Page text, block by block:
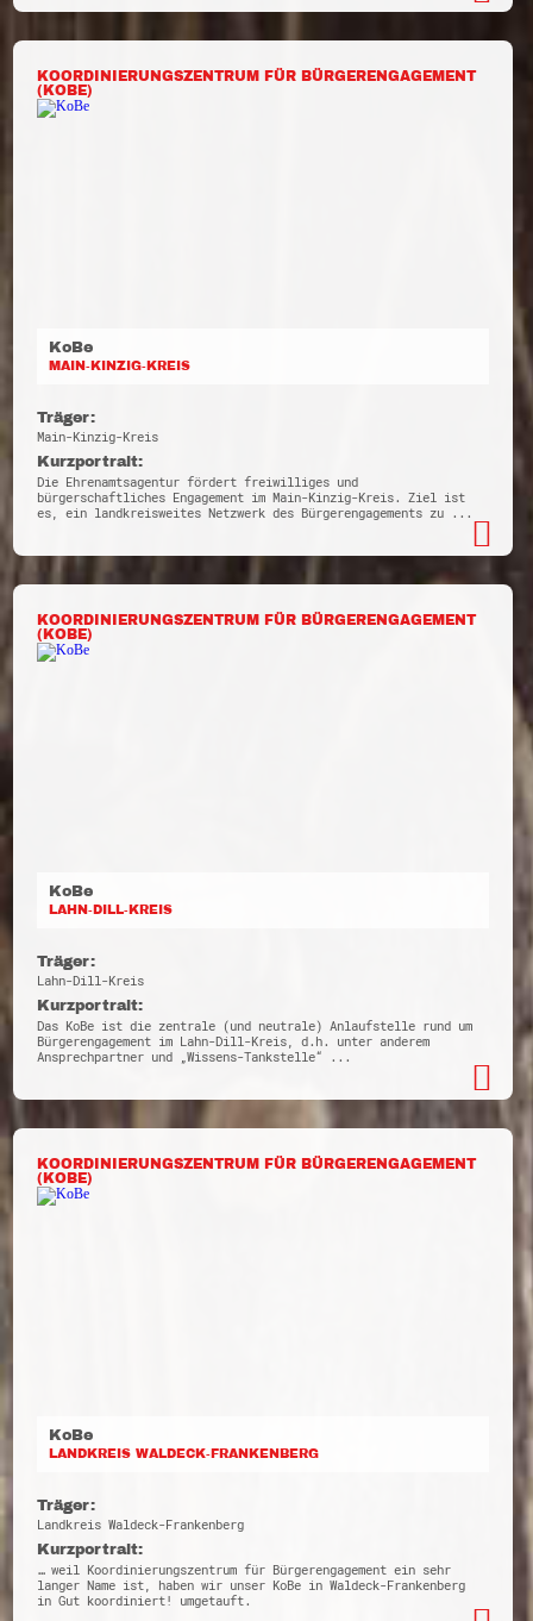
KOORDINIERUNGSZENTRUM FÜR BÜRGERENGAGEMENT
(KOBE)
KoBe
MAIN-KINZIG-KREIS
Träger:
Main-Kinzig-Kreis
Kurzportrait:
Die Ehrenamtsagentur fördert freiwilliges und
bürgerschaftliches Engagement im Main-Kinzig-Kreis. Ziel ist
es, ein landkreisweites Netzwerk des Bürgerengagements zu ...
KOORDINIERUNGSZENTRUM FÜR BÜRGERENGAGEMENT
(KOBE)
KoBe
LAHN-DILL-KREIS
Träger:
Lahn-Dill-Kreis
Kurzportrait:
Das KoBe ist die zentrale (und neutrale) Anlaufstelle rund um
Bürgerengagement im Lahn-Dill-Kreis, d.h. unter anderem
Ansprechpartner und „Wissens-Tankstelle“ ...
KOORDINIERUNGSZENTRUM FÜR BÜRGERENGAGEMENT
(KOBE)
KoBe
LANDKREIS WALDECK-FRANKENBERG
Träger:
Landkreis Waldeck-Frankenberg
Kurzportrait:
… weil Koordinierungszentrum für Bürgerengagement ein sehr
langer Name ist, haben wir unser KoBe in Waldeck-Frankenberg
in Gut koordiniert! umgetauft.